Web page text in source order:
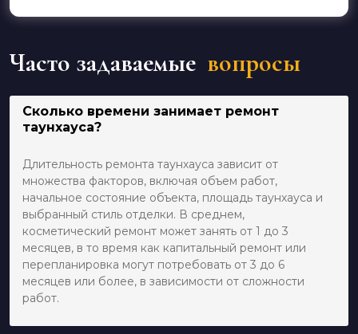
Часто задаваемые вопросы
Сколько времени занимает ремонт
таунхауса?
Длительность ремонта таунхауса зависит от
множества факторов, включая объем работ,
начальное состояние объекта, площадь таунхауса и
выбранный стиль отделки. В среднем,
косметический ремонт может занять от 1 до 3
месяцев, в то время как капитальный ремонт или
перепланировка могут потребовать от 3 до 6
месяцев или более, в зависимости от сложности
работ.